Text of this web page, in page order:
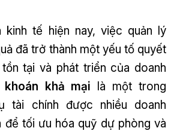
kinh tế hiện nay, việc quản lý
đã trở thành một yếu tố quyết
tại và phát triển của doanh
khoán khả mại là một trong
tài chính được nhiều doanh
để tối ưu hóa quỹ dự phòng và